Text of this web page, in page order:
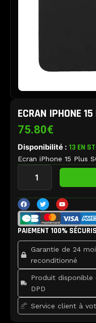
ECRAN IPHONE
75.80€
Disponibilité : 13 EN
Ecran iPhone 15 Plus
quantité
Ecran
iPhone
15
Plus
SOFT
OLED
F
a
c
e
b
o
k
T
w
i
t
t
e
Y
o
u
t
u
b
PAIEMENT 100%
Garantie de 24
reconditionné
Produit disponible
DPD
Service client à